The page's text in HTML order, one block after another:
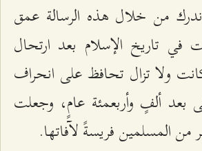
من خلال هذه الرسالة عمق
في تاريخ الإسلام بعد ارتحال
ولا تزال تحافظ على انحراف
بعد ألفٍ وأربعمئة عامٍ، وجعلت
من المسلمين فريسةً لآفاتها.